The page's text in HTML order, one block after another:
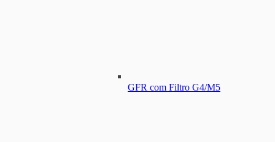
GFR com Filtro G4/M5